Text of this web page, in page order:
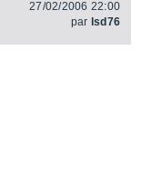
27/02/2006 22:00
par lsd76